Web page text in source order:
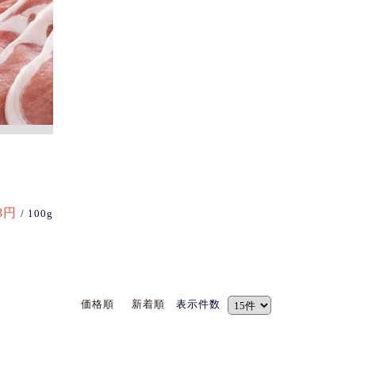
/ 100g
価格順 新着順 表示件数